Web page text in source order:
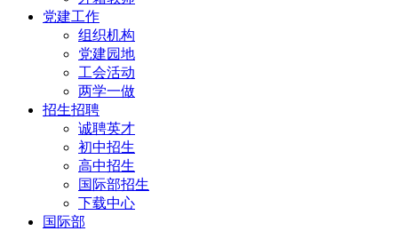
党建工作
组织机构
党建园地
工会活动
两学一做
招生招聘
诚聘英才
初中招生
高中招生
国际部招生
下载中心
国际部